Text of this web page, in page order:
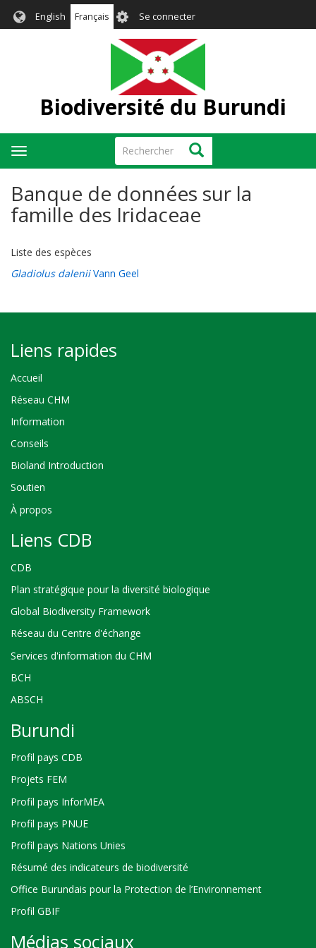
English Français User
account
menu
Se connecter
Biodiversité du Burundi
Rechercher Rechercher
Toggle
navigation
Banque de données sur la
famille des Iridaceae
Liste des espèces
Gladiolus daleniiVann Geel
Liens rapides
Accueil
Réseau CHM
Information
Conseils
Bioland Introduction
Soutien
À propos
Liens CDB
CDB
Plan stratégique pour la diversité biologique
Global Biodiversity Framework
Réseau du Centre d'échange
Services d'information du CHM
BCH
ABSCH
Burundi
Profil pays CDB
Projets FEM
Profil pays InforMEA
Profil pays PNUE
Profil pays Nations Unies
Résumé des indicateurs de biodiversité
Office Burundais pour la Protection de l’Environnement
Profil GBIF
Médias sociaux